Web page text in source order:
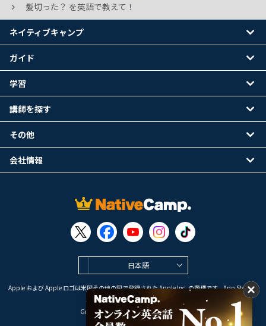
髪切った？ を英語で教えて！
日本語
Apple および Apple ロゴは米国その他の国で登録された Apple Inc. の商標です。App Store は
Apple Inc. のサービスマークです。
Google Play は Google LLC の商標です。
ネイティブキャンプ
ガイド
学習
講師を探す
その他
会社情報